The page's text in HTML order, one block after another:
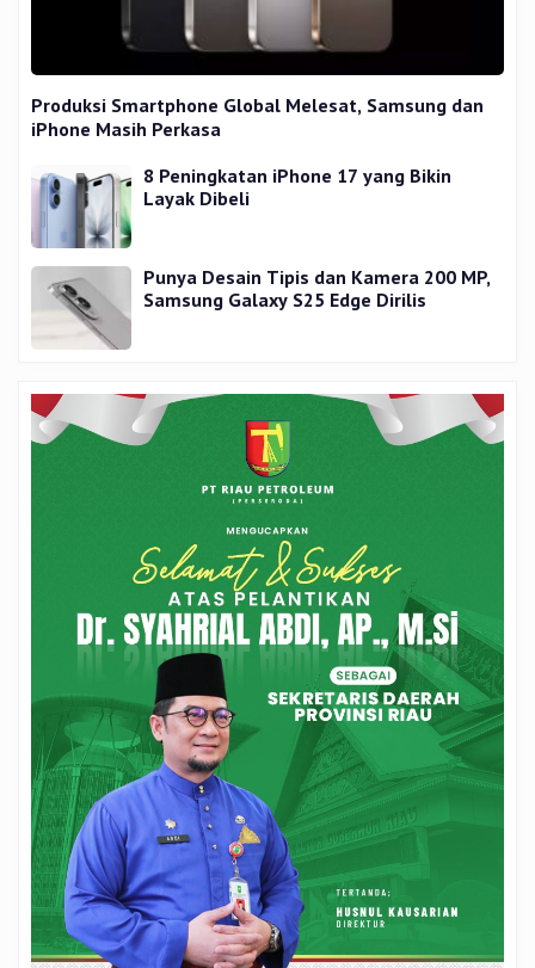
Produksi Smartphone Global Melesat, Samsung dan
iPhone Masih Perkasa
8 Peningkatan iPhone 17 yang Bikin
Layak Dibeli
Punya Desain Tipis dan Kamera 200 MP,
Samsung Galaxy S25 Edge Dirilis